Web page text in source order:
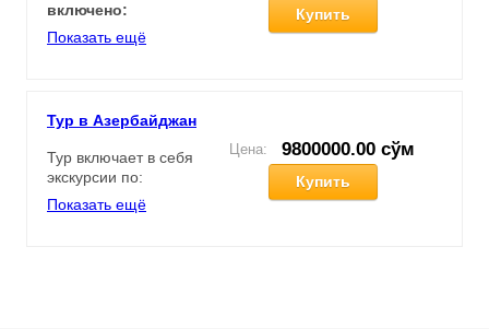
включено:
Проживание в отеле
Тбилиси: Gallery
TavernKobuleti
Международный
авиаперелёт;
Трансфер на
Показать ещё
Купить
Тур в Азербайджан
Тур включает в себя
экскурсии по:
«Черт Побери»
Показать ещё
Цена: 9800000.00 сўм
Купить